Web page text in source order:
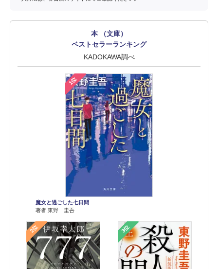
本 （文庫）
ベストセラーランキング
KADOKAWA調べ
1位
魔女と過ごした七日間
著者 東野 圭吾
2位 3位